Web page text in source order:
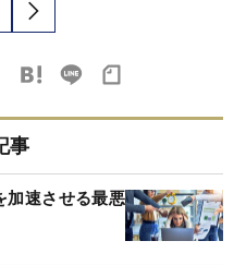
事
加速させる最悪